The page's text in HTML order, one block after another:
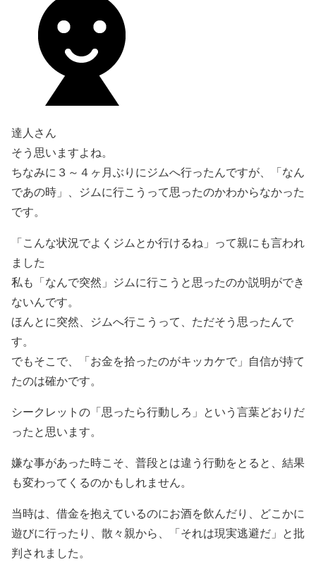
達人さん
そう思いますよね。
ちなみに３～４ヶ月ぶりにジムへ行ったんですが、「なん
であの時」、ジムに行こうって思ったのかわからなかった
です。
「こんな状況でよくジムとか行けるね」って親にも言われ
ました
私も「なんで突然」ジムに行こうと思ったのか説明ができ
ないんです。
ほんとに突然、ジムへ行こうって、ただそう思ったんで
す。
でもそこで、「お金を拾ったのがキッカケで」自信が持て
たのは確かです。
シークレットの「思ったら行動しろ」という言葉どおりだ
ったと思います。
嫌な事があった時こそ、普段とは違う行動をとると、結果
も変わってくるのかもしれません。
当時は、借金を抱えているのにお酒を飲んだり、どこかに
遊びに行ったり、散々親から、「それは現実逃避だ」と批
判されました。